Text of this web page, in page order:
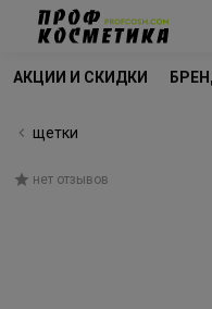
АКЦИИ И СКИДКИ
щетки
нет отзывов